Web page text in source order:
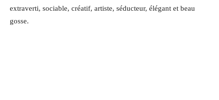
extraverti, sociable, créatif, artiste, séducteur, élégant et beau
gosse.